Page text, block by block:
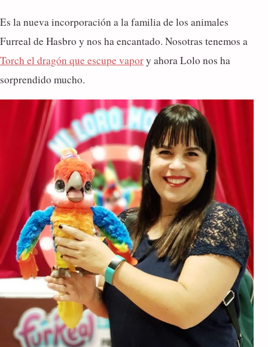
Es la nueva incorporación a la familia de los animales
Furreal de Hasbro y nos ha encantado. Nosotras tenemos a
Torch el dragón que escupe vapory ahora Lolo nos ha
sorprendido mucho.